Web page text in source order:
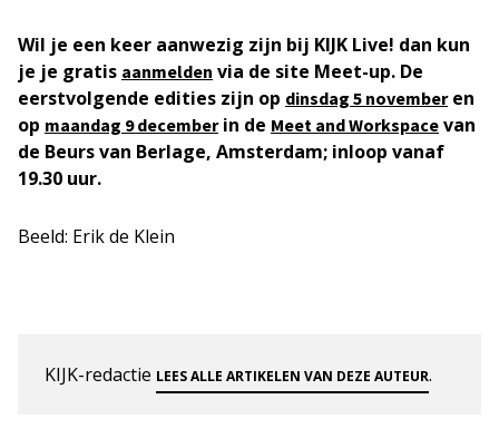
Wil je een keer aanwezig zijn bij KIJK Live! dan kun
je je gratis aanmelden via de site Meet-up. De
eerstvolgende edities zijn op dinsdag 5 novemberen
op maandag 9 decemberin de Meet and Workspace van
de Beurs van Berlage, Amsterdam; inloop vanaf
19.30 uur.
Beeld: Erik de Klein
KIJK-redactie LEES ALLE ARTIKELEN VAN DEZE AUTEUR.